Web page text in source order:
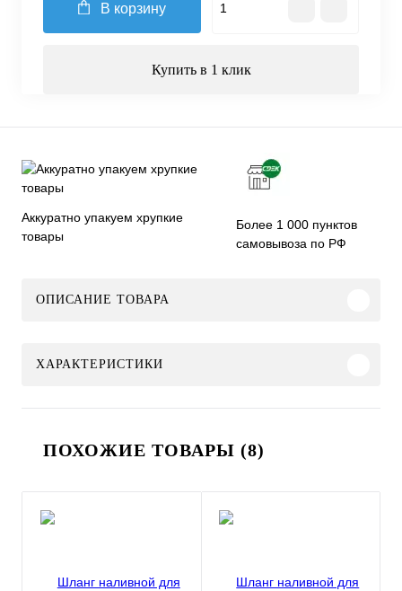
В корзину
Купить в 1 клик
Аккуратно упакуем хрупкие
товары
Более 1 000 пунктов
самовывоза по РФ
ОПИСАНИЕ ТОВАРА
ХАРАКТЕРИСТИКИ
ПОХОЖИЕ ТОВАРЫ (8)